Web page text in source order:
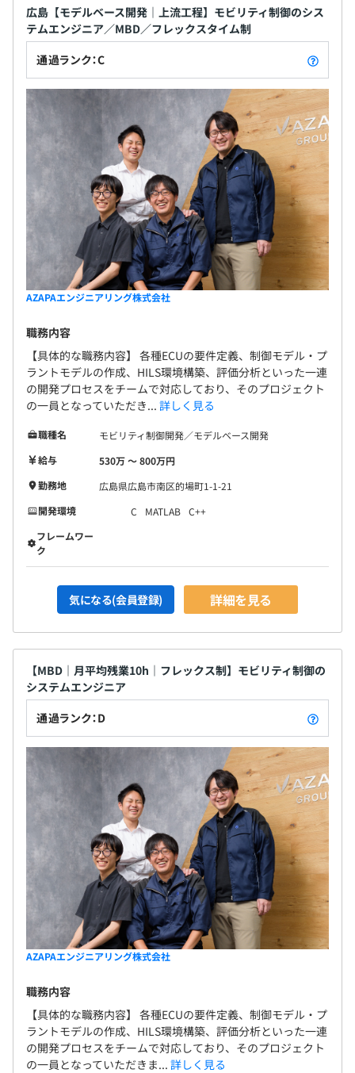
広島【モデルベース開発｜上流工程】モビリティ制御のシス
テムエンジニア／MBD／フレックスタイム制
通過ランク：C
AZAPAエンジニアリング株式会社
職務内容
【具体的な職務内容】 各種ECUの要件定義、制御モデル・プ
ラントモデルの作成、HILS環境構築、評価分析といった一連
の開発プロセスをチームで対応しており、そのプロジェクト
の一員となっていただき... 詳しく見る
職種名
モビリティ制御開発／モデルベース開発
給与
530万 〜 800万円
勤務地
広島県広島市南区的場町1-1-21
開発環境
C MATLAB C++
フレームワー
ク
気になる(会員登録) 詳細を見る
【MBD｜月平均残業10h｜フレックス制】モビリティ制御の
システムエンジニア
通過ランク：D
AZAPAエンジニアリング株式会社
職務内容
【具体的な職務内容】 各種ECUの要件定義、制御モデル・プ
ラントモデルの作成、HILS環境構築、評価分析といった一連
の開発プロセスをチームで対応しており、そのプロジェクト
の一員となっていただきま... 詳しく見る